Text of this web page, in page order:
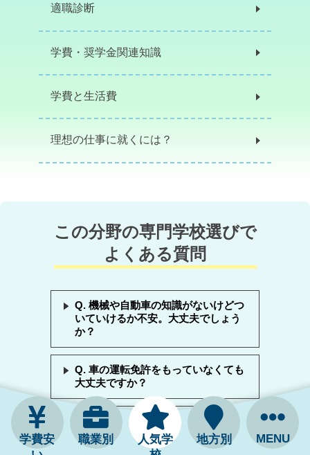
学費安
職業別
人気学
地方別 MENU
適職診断
学費・奨学金関連知識
学費と生活費
理想の仕事に就くには？
この分野の専門学校選びで
よくある質問
Q. 機械や自動車の知識がないけどつ
いていけるか不安。大丈夫でしょう
か？
Q. 車の運転免許をもっていなくても
大丈夫ですか？
Q. 自動車整備士の国家資格以外に､
他にどのような資格が取得できます
か？